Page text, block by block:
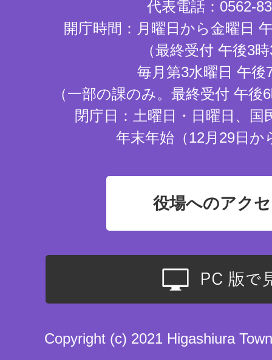
代表電話：0562-
開庁時間：月曜日から金曜日
（最終受付 午後3
毎月第3水曜日 午後
（一部の課のみ。最終受付 午
閉庁日：土曜日・日曜日、国
年末年始（12月29日か
役場へのアク
Copyright (c) 2021 Higashiura